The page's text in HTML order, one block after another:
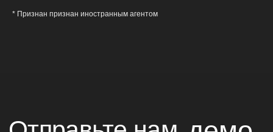
* Признан признан иностранным агентом
Поделитесь Вашими достижениями